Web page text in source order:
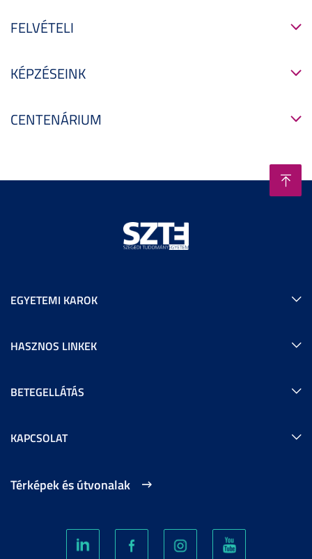
FELVÉTELI
KÉPZÉSEINK
CENTENÁRIUM
EGYETEMI KAROK
HASZNOS LINKEK
BETEGELLÁTÁS
KAPCSOLAT
Térképek és útvonalak